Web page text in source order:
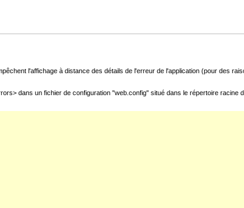
l'affichage à distance des détails de l'erreur de l'application (pour des
dans un fichier de configuration "web.config" situé dans le répertoire racine